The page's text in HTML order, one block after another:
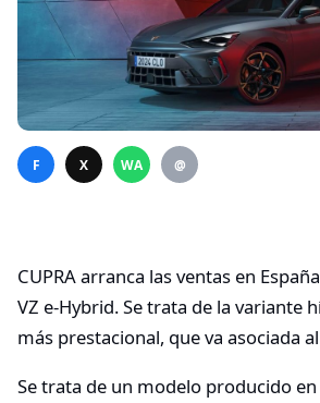
F X WA @
CUPRA arranca las ventas en
VZ e-Hybrid. Se trata de la variante
más prestacional, que va asociada
Se trata de un modelo producido en